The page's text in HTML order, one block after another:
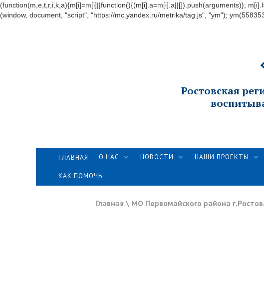
(function(m,e,t,r,i,k,a){m[i]=m[i]||function(){(m[i].a=m[i].a||[]).push(arguments)};
(window, document, "script", "https://mc.yandex.ru/metrika/tag.js", "ym");
Ростовская
ГЛАВНАЯ О НАС НОВОСТИ НАШИ ПРОЕКТЫ
КАК ПОМОЧЬ
Главная \ МО Первомайского района